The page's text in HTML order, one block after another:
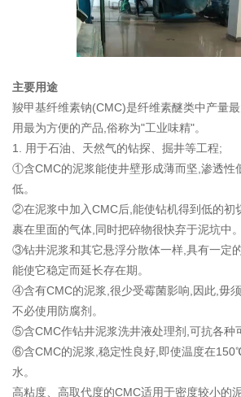
主要用途
羧甲基纤维素钠(CMC)是纤维素醚类中产量
用最为方便的产品,俗称为"工业味精"。
1. 用于石油、天然气的钻探、掘井等工程;
①含CMC的泥浆能使井壁形成薄而坚,渗透性
低。
②在泥浆中加入CMC后,能使钻机得到低的初
裹在里面的气体,同时把碎物很快弃于泥坑中。
③钻井泥浆和其它悬浮分散体一样,具有一定
能使它稳定而延长存在期。
④含有CMC的泥浆,很少受霉菌影响,因此,毋
不必使用防腐剂。
⑤含CMC作钻井泥浆洗井液处理剂,可抗各种
⑥含CMC的泥浆,稳定性良好,即使温度在
水。
高粘度、高取代度的CMC适用于密度较小的